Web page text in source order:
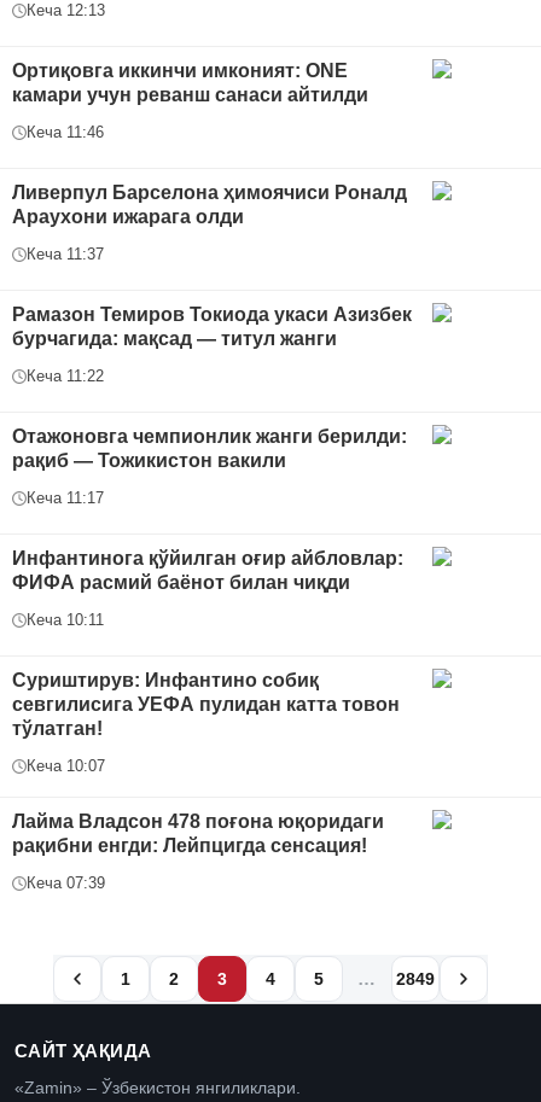
Кеча 12:13
Ортиқовга иккинчи имконият: ONE
камари учун реванш санаси айтилди
Кеча 11:46
Ливерпул Барселона ҳимоячиси Роналд
Араухони ижарага олди
Кеча 11:37
Рамазон Темиров Токиода укаси Азизбек
бурчагида: мақсад — титул жанги
Кеча 11:22
Отажоновга чемпионлик жанги берилди:
рақиб — Тожикистон вакили
Кеча 11:17
Инфантинога қўйилган оғир айбловлар:
ФИФА расмий баёнот билан чиқди
Кеча 10:11
Суриштирув: Инфантино собиқ
севгилисига УЕФА пулидан катта товон
тўлатган!
Кеча 10:07
Лайма Владсон 478 поғона юқоридаги
рақибни енгди: Лейпцигда сенсация!
Кеча 07:39
1 2 3 4 5 … 2849
САЙТ ҲАҚИДА
«Zamin» – Ўзбекистон янгиликлари.